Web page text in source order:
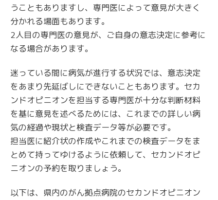
うこともありますし、専門医によって意見が大きく
分かれる場面もあります。
2人目の専門医の意見が、ご自身の意志決定に参考に
なる場合があります。
迷っている間に病気が進行する状況では、意志決定
をあまり先延ばしにできないこともあります。セカ
ンドオピニオンを担当する専門医が十分な判断材料
を基に意見を述べるためには、これまでの詳しい病
気の経過や現状と検査データ等が必要です。
担当医に紹介状の作成やこれまでの検査データをま
とめて持ってゆけるように依頼して、セカンドオピ
ニオンの予約を取りましょう。
以下は、県内のがん拠点病院のセカンドオピニオン